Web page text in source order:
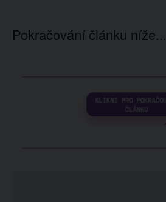
Pokračování článku níže...